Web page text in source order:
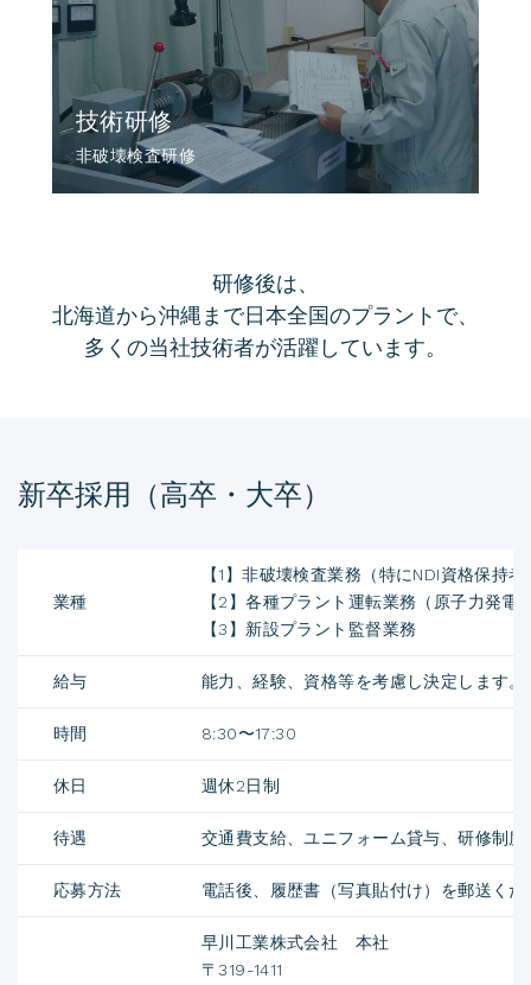
技術研修
非破壊検査研修
研修後は、
北海道から沖縄まで日本全国のプラントで、
多くの当社技術者が活躍しています。
新卒採用（高卒・大卒）
業種
【1】非破壊検査業務（特にNDI資格保持者
【2】各種プラント運転業務（原子力発電
【3】新設プラント監督業務
給与 能力、経験、資格等を考慮し決定します。
時間 8:30〜17:30
休日 週休2日制
待遇 交通費支給、ユニフォーム貸与、研修制
応募方法 電話後、履歴書（写真貼付け）を郵送くだ
早川工業株式会社 本社
〒319-1411